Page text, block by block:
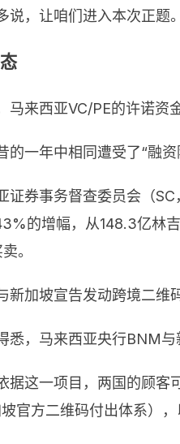
说，让咱们进入本次正题。
马来西亚VC/PE的许诺资
的一年中相同遭受了“融
证券事务督查委员会（
的增幅，从148.3亿林
。
新加坡宣告发动跨境二维
悉，马来西亚央行BNM
据这一项目，两国的顾
官方二维码付出体系）